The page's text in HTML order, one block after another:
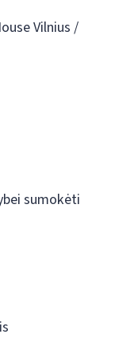
Vilnius /
sumokėti